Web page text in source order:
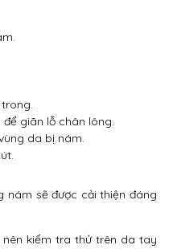
giãn lỗ chân lông.
da bị nám.
nám sẽ được cải thiện đáng
kiểm tra thử trên da tay